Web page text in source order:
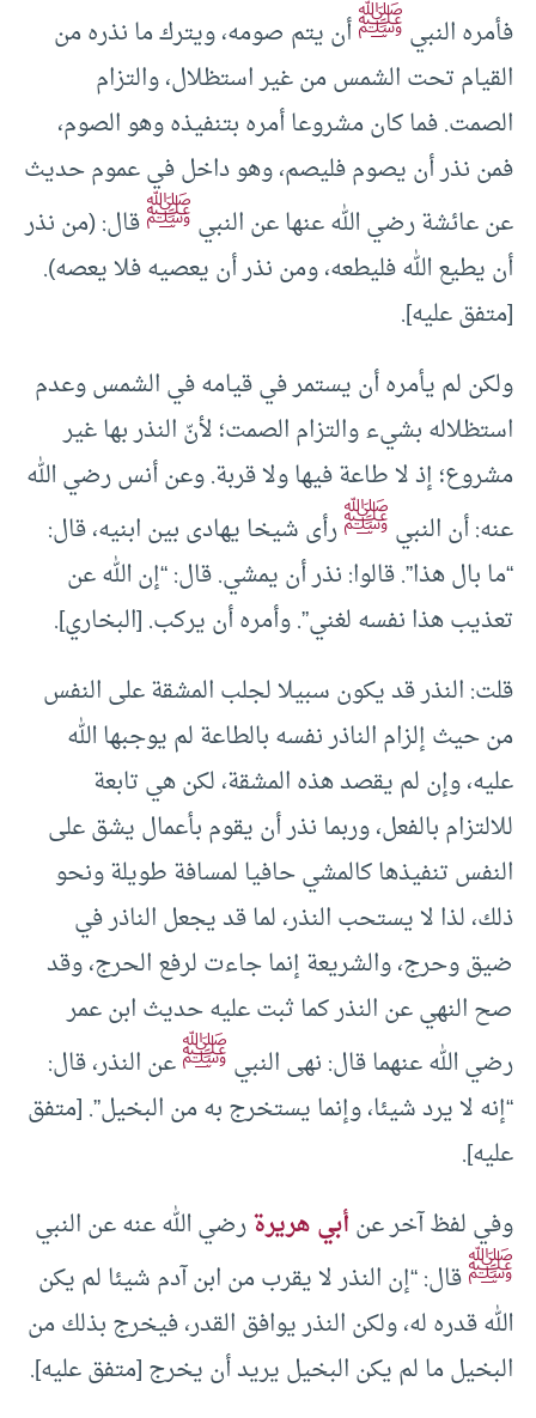
فأمره النبيﷺأن يتم صومه، ويترك ما نذره من
القيام تحت الشمس من غير استظلال، والتزام
الصمت. فما كان مشروعا أمره بتنفيذه وهو الصوم،
فمن نذر أن يصوم فليصم، وهو داخل في عموم حديث
عن عائشة رضي الله عنها عن النبيﷺقال: (‌من ‌نذر
‌أن يطيع الله فليطعه، ومن نذر أن يعصيه فلا يعصه).
[متفق عليه].
ولكن لم يأمره أن يستمر في قيامه في الشمس وعدم
استظلاله بشيء والتزام الصمت؛ لأنّ النذر بها غير
مشروع؛ إذ لا طاعة فيها ولا قربة. وعن أنس رضي الله
عنه: أن النبيﷺرأى شيخا يهادى بين ابنيه، قال:
“ما بال هذا”. قالوا: نذر أن يمشي. قال: “إن الله عن
‌تعذيب ‌هذا نفسه لغني”. وأمره أن يركب. [البخاري].
قلت: النذر قد يكون سبيلا لجلب المشقة على النفس
من حيث إلزام الناذر نفسه بالطاعة لم يوجبها الله
عليه، وإن لم يقصد هذه المشقة، لكن هي تابعة
للالتزام بالفعل، وربما نذر أن يقوم بأعمال يشق على
النفس تنفيذها كالمشي حافيا لمسافة طويلة ونحو
ذلك، لذا لا يستحب النذر، لما قد يجعل الناذر في
ضيق وحرج، والشريعة إنما جاءت لرفع الحرج، وقد
صح النهي عن النذر كما ثبت عليه حديث ابن عمر
رضي الله عنهما قال: نهى النبيﷺعن النذر، قال:
“إنه لا يرد شيئا، وإنما يستخرج به ‌من ‌البخيل”. [متفق
عليه].
وفي لفظ آخر عنأبي هريرةرضي الله عنه عن النبي
ﷺقال: “إن النذر لا يقرب من ابن آدم شيئا لم يكن
الله قدره له، ولكن النذر يوافق القدر، فيخرج بذلك ‌من
‌البخيل ما لم يكن البخيل يريد أن يخرج [متفق عليه].